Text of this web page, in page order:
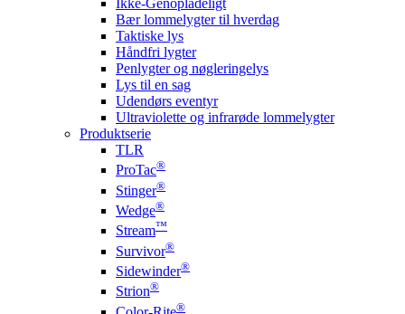
Ikke-Genopladeligt
Bær lommelygter til hverdag
Taktiske lys
Håndfri lygter
Penlygter og nøgleringelys
Lys til en sag
Udendørs eventyr
Ultraviolette og infrarøde lommelygter
Produktserie
TLR
ProTac®
Stinger®
Wedge®
Stream™
Survivor®
Sidewinder®
Strion®
®